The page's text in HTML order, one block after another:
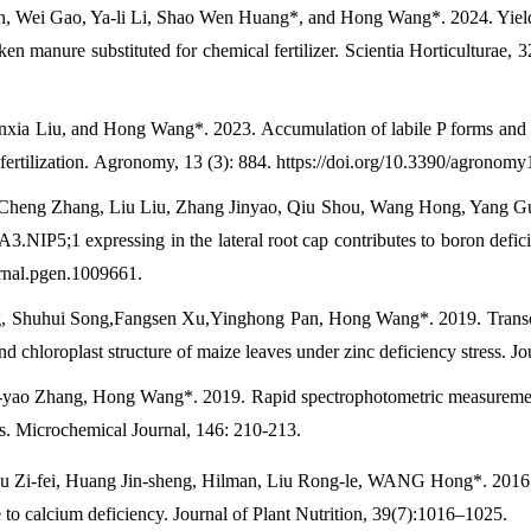
Wei Gao, Ya-li Li, Shao Wen Huang*, and Hong Wang*. 2024.
manure substituted for chemical fertilizer. Scientia Horticulturae,
Liu, and Hong Wang*. 2023. Accumulation of labile P forms
Agronomy, 13 (3): 884. https://doi.org/10.3390/
Zhang, Liu Liu, Zhang Jinyao, Qiu Shou, Wang Hong, Yang
expressing in the lateral root cap contributes to boron
Shuhui Song,Fangsen Xu,Yinghong Pan, Hong Wang*. 2019.
chloroplast structure of maize leaves under zinc deficiency stress.
Zhang, Hong Wang*. 2019. Rapid spectrophotometric
Microchemical Journal, 146: 210-213.
Zi-fei, Huang Jin-sheng, Hilman, Liu Rong-le, WANG Hong*.
to calcium deficiency. Journal of Plant Nutrition, 39(7):1016–1025.